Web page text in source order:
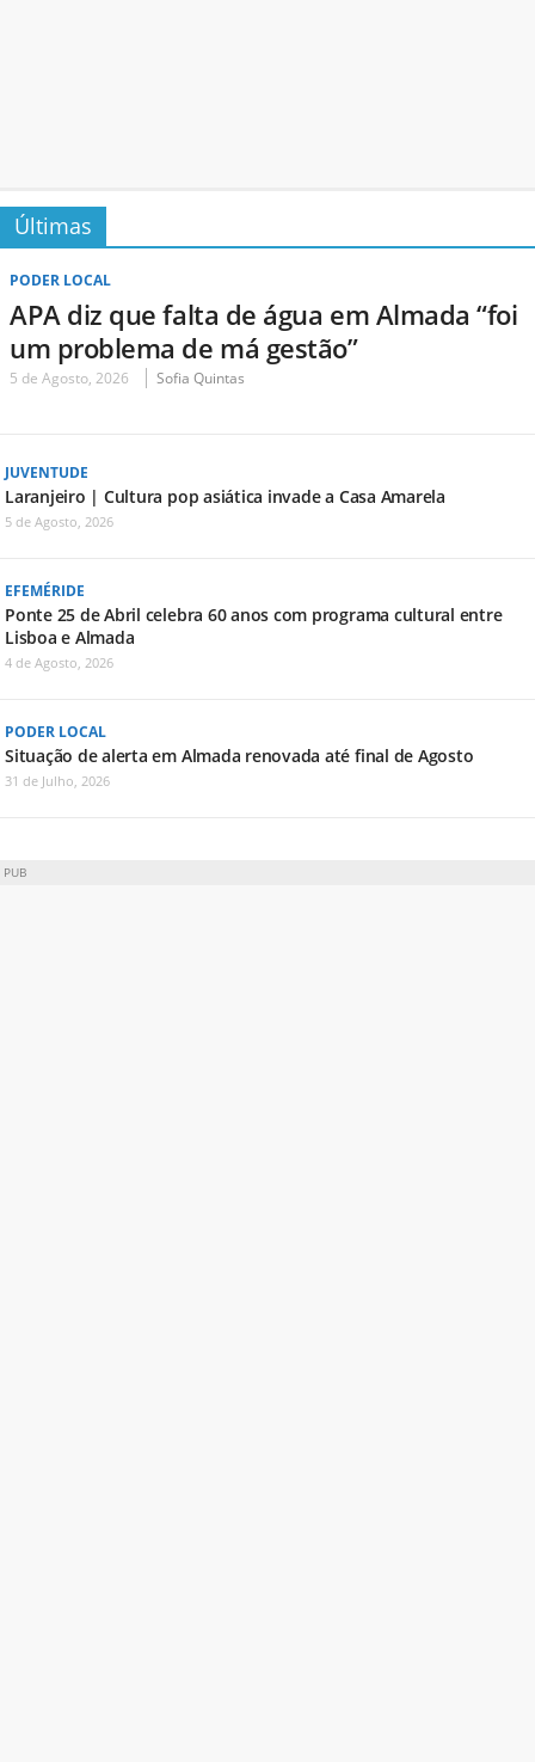
Últimas
PODER LOCAL
APA diz que falta de água em Almada “foi
um problema de má gestão”
5 de Agosto, 2026 Sofia Quintas
JUVENTUDE
Laranjeiro | Cultura pop asiática invade a Casa Amarela
5 de Agosto, 2026
EFEMÉRIDE
Ponte 25 de Abril celebra 60 anos com programa cultural entre
Lisboa e Almada
4 de Agosto, 2026
PODER LOCAL
Situação de alerta em Almada renovada até final de Agosto
31 de Julho, 2026
PUB